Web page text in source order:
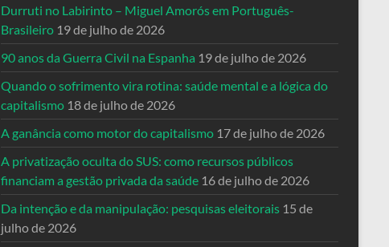
Durruti no Labirinto – Miguel Amorós em Português-
Brasileiro 19 de julho de 2026
90 anos da Guerra Civil na Espanha 19 de julho de 2026
Quando o sofrimento vira rotina: saúde mental e a lógica do
capitalismo 18 de julho de 2026
A ganância como motor do capitalismo 17 de julho de 2026
A privatização oculta do SUS: como recursos públicos
financiam a gestão privada da saúde 16 de julho de 2026
Da intenção e da manipulação: pesquisas eleitorais 15 de
julho de 2026